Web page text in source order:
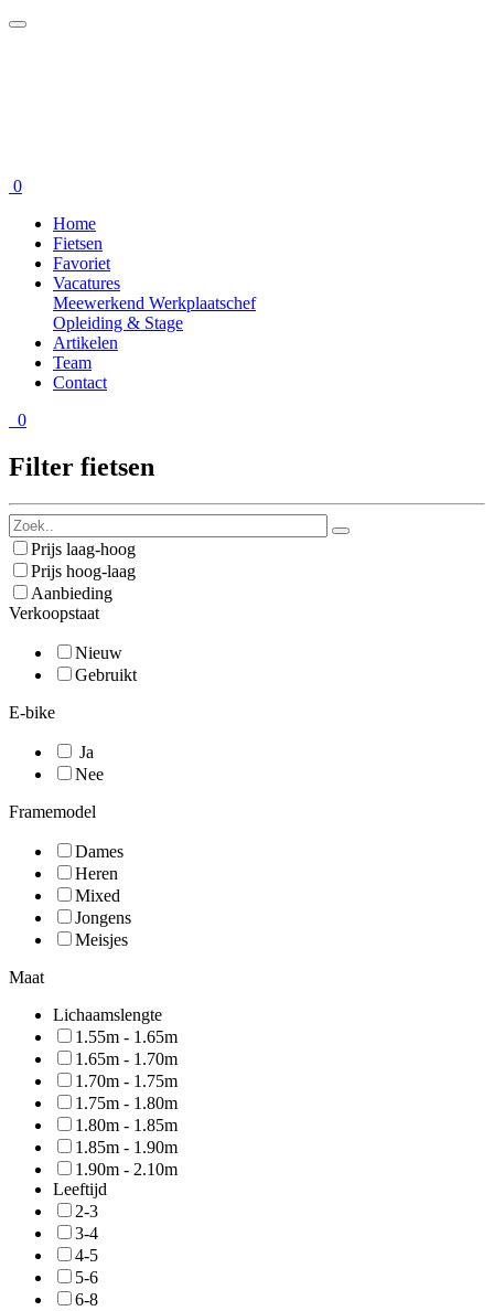
0
Home
Fietsen
Favoriet
Vacatures
Meewerkend Werkplaatschef
Opleiding & Stage
Artikelen
Team
Contact
0
Filter fietsen
Prijs laag-hoog
Prijs hoog-laag
Aanbieding
Verkoopstaat
Nieuw
Gebruikt
E-bike
Ja
Nee
Framemodel
Dames
Heren
Mixed
Jongens
Meisjes
Maat
Lichaamslengte
1.55m - 1.65m
1.65m - 1.70m
1.70m - 1.75m
1.75m - 1.80m
1.80m - 1.85m
1.85m - 1.90m
1.90m - 2.10m
Leeftijd
2-3
3-4
4-5
5-6
6-8